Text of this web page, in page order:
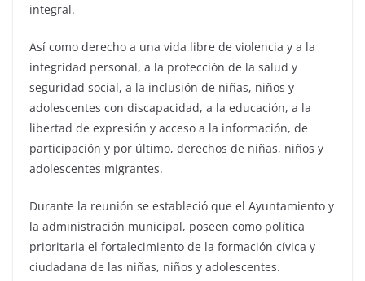
integral.
Así como derecho a una vida libre de violencia y a la
integridad personal, a la protección de la salud y
seguridad social, a la inclusión de niñas, niños y
adolescentes con discapacidad, a la educación, a la
libertad de expresión y acceso a la información, de
participación y por último, derechos de niñas, niños y
adolescentes migrantes.
Durante la reunión se estableció que el Ayuntamiento y
la administración municipal, poseen como política
prioritaria el fortalecimiento de la formación cívica y
ciudadana de las niñas, niños y adolescentes.